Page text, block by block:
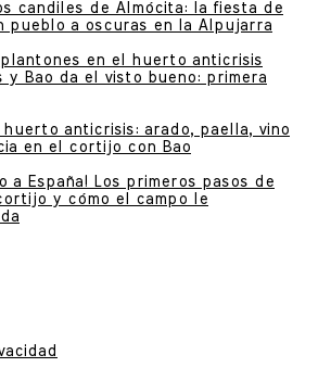
candiles de Almócita: la fiesta de
pueblo a oscuras en la Alpujarra
plantones en el huerto anticrisis
y Bao da el visto bueno: primera
huerto anticrisis: arado, paella, vino
en el cortijo con Bao
a España! Los primeros pasos de
y cómo el campo le